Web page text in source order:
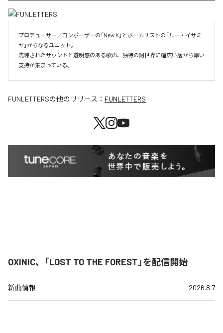
プロデューサー／コンポーザーの「New K」とボーカリストの「ルー・イサミ
ヤ」からなるユニット。
洗練されたサウンドと透明感のある歌声、独特の詞世界に幅広い層から厚い
支持が集まっている。
FUNLETTERSの他のリリース： FUNLETTERS
OXINIC、「LOST TO THE FOREST」を配信開始
新曲情報 2026.8.7